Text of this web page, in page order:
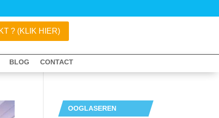
? (KLIK HIER)
BLOG CONTACT
OOGLASEREN